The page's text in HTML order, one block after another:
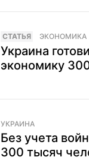
CТАТЬЯ ЭКОНОМИКА
Украина
экономику
УКРАИНА
Без учета
300 тысяч